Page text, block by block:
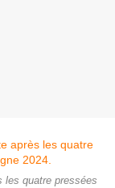
les quatre pressées